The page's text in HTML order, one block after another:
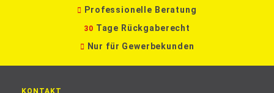
Professionelle Beratung
30 Tage Rückgaberecht
Nur für Gewerbekunden
KONTAKT